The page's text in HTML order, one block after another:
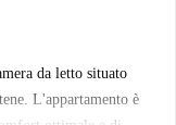
da letto situato
L'appartamento è